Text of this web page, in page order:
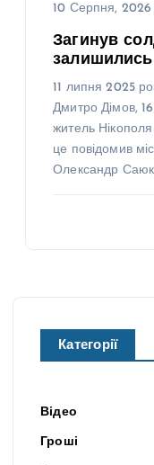
10 Серпня, 2026
Загинув
11 липня 2025
Дмитро Дімов,
житель Нікополя
це повідомив
Олександр
Категорії
Відео
Гроші